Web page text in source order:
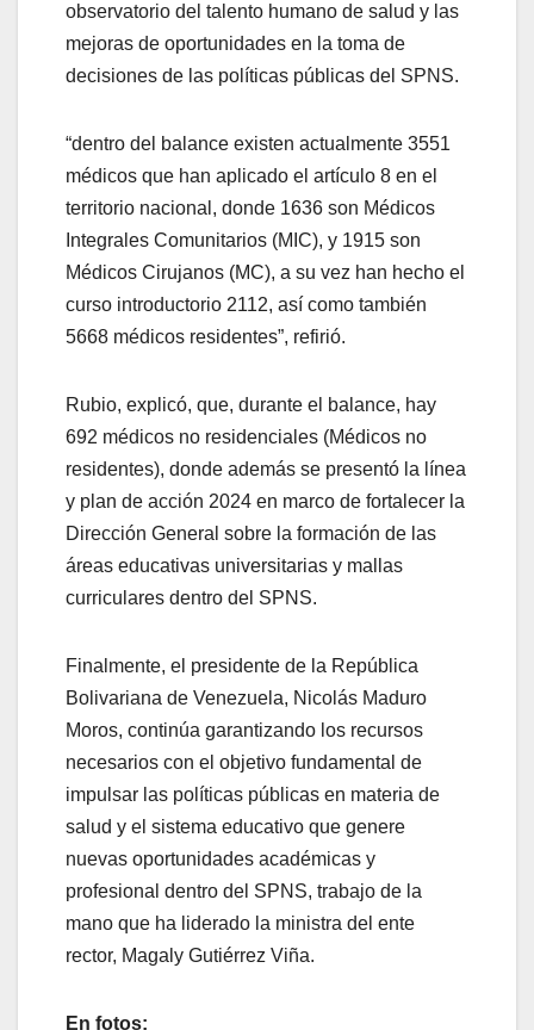
observatorio del talento humano de salud y las
mejoras de oportunidades en la toma de
decisiones de las políticas públicas del SPNS.
“dentro del balance existen actualmente 3551
médicos que han aplicado el artículo 8 en el
territorio nacional, donde 1636 son Médicos
Integrales Comunitarios (MIC), y 1915 son
Médicos Cirujanos (MC), a su vez han hecho el
curso introductorio 2112, así como también
5668 médicos residentes”, refirió.
Rubio, explicó, que, durante el balance, hay
692 médicos no residenciales (Médicos no
residentes), donde además se presentó la línea
y plan de acción 2024 en marco de fortalecer la
Dirección General sobre la formación de las
áreas educativas universitarias y mallas
curriculares dentro del SPNS.
Finalmente, el presidente de la República
Bolivariana de Venezuela, Nicolás Maduro
Moros, continúa garantizando los recursos
necesarios con el objetivo fundamental de
impulsar las políticas públicas en materia de
salud y el sistema educativo que genere
nuevas oportunidades académicas y
profesional dentro del SPNS, trabajo de la
mano que ha liderado la ministra del ente
rector, Magaly Gutiérrez Viña.
En fotos: